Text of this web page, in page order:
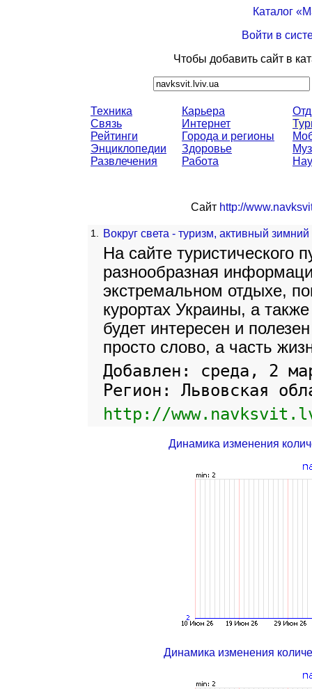
Каталог
Войти в
Чтобы добавить сайт в
Техника
Связь
Рейтинги
Энциклопедии
Развлечения
Карьера
Интернет
Города и регионы
Здоровье
Работа
Сайт http://
1. Вокруг света - туризм, активный
На сайте туристического
разнообразная
экстремальном отдыхе,
курортах Украины, а
будет интересен и
просто слово, а часть
Добавлен: среда, 2
Регион: Львовская
http://
Динамика изменения
Динамика изменения